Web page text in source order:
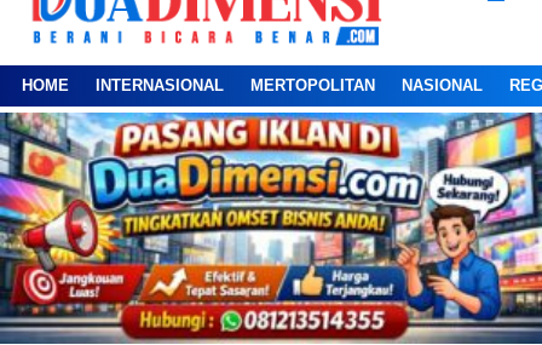
HOME INTERNASIONAL MERTOPOLITAN NASIONAL